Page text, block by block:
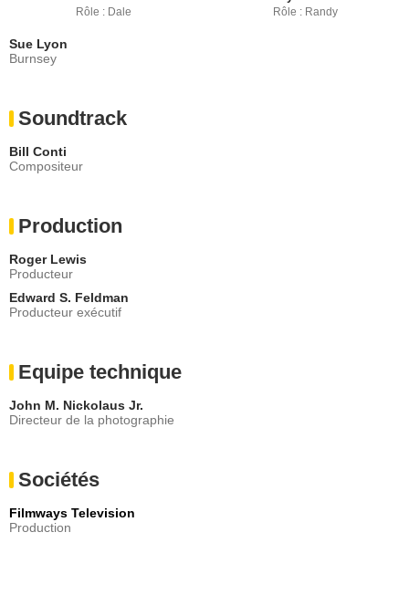
Rôle : Dale Rôle : Randy
Sue Lyon
Burnsey
Soundtrack
Bill Conti
Compositeur
Production
Roger Lewis
Producteur
Edward S. Feldman
Producteur exécutif
Equipe technique
John M. Nickolaus Jr.
Directeur de la photographie
Sociétés
Filmways Television
Production